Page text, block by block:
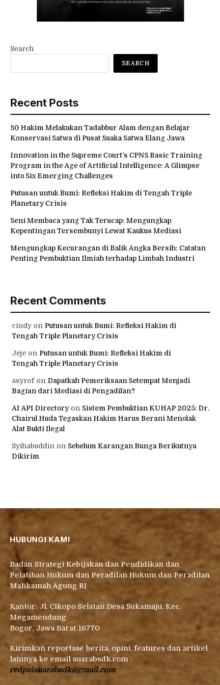
Search
SEARCH
Recent Posts
80 Hakim Melakukan Tadabbur Alam dengan Belajar
Konservasi Satwa di Pusat Suaka Satwa Elang Jawa
Innovation in the Supreme Court’s CPNS Basic Training
Program in the Age of Artificial Intelligence: A Glimpse
into Six Emerging Challenges
Putusan untuk Bumi: Refleksi Hakim di Tengah Triple
Planetary Crisis
Seni Membaca yang Tak Terucap: Mengungkap
Kepentingan Tersembunyi Lewat Kaukus Mediasi
Mengungkap Kecurangan di Balik Angka Bersih: Catatan
Penting Pembuktian Ilmiah terhadap Limbah Industri
Recent Comments
cindyon Putusan untuk Bumi: Refleksi Hakim di
Tengah Triple Planetary Crisis
Jeje on Putusan untuk Bumi: Refleksi Hakim di
Tengah Triple Planetary Crisis
asyrofon Dapatkah Pemeriksaan Setempat Menjadi
Bagian dari Mediasi di Pengadilan?
AI API Directoryon Sistem Pembuktian KUHAP 2025: Dr.
Chairul Huda Tegaskan Hakim Harus Berani Menolak
Alat Bukti Ilegal
Syihabuddin on Sebelum Karangan Bunga Berikutnya
Dikirim
HUBUNGI KAMI
Badan Strategi Kebijakan dan Pendidikan dan
Pelatihan Hukum dan Peradilan Hukum dan Peradilan
Mahkamah Agung RI
Kantor: Jl. Cikopo Selatan Desa Sukamaju, Kec.
Megamendung
Bogor, Jawa Barat 16770
Kirimkan reportase berita, opini, features dan artikel
lainnya ke email suarabsdk.com :
redpelsuarabsdk@gmail.com